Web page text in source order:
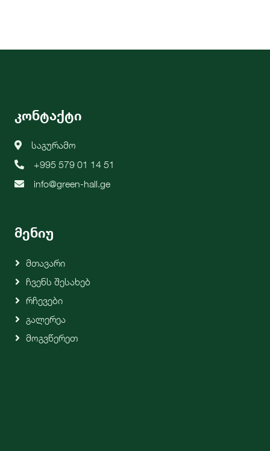
კონტაქტი
საგურამო
+995 579 01 14 51
info@green-hall.ge
მენიუ
Მთავარი
Ჩვენს Შესახებ
Რჩევები
Გალერეა
Მოგვწერეთ